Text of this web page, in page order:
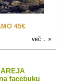
45€
več ... »
facebuku